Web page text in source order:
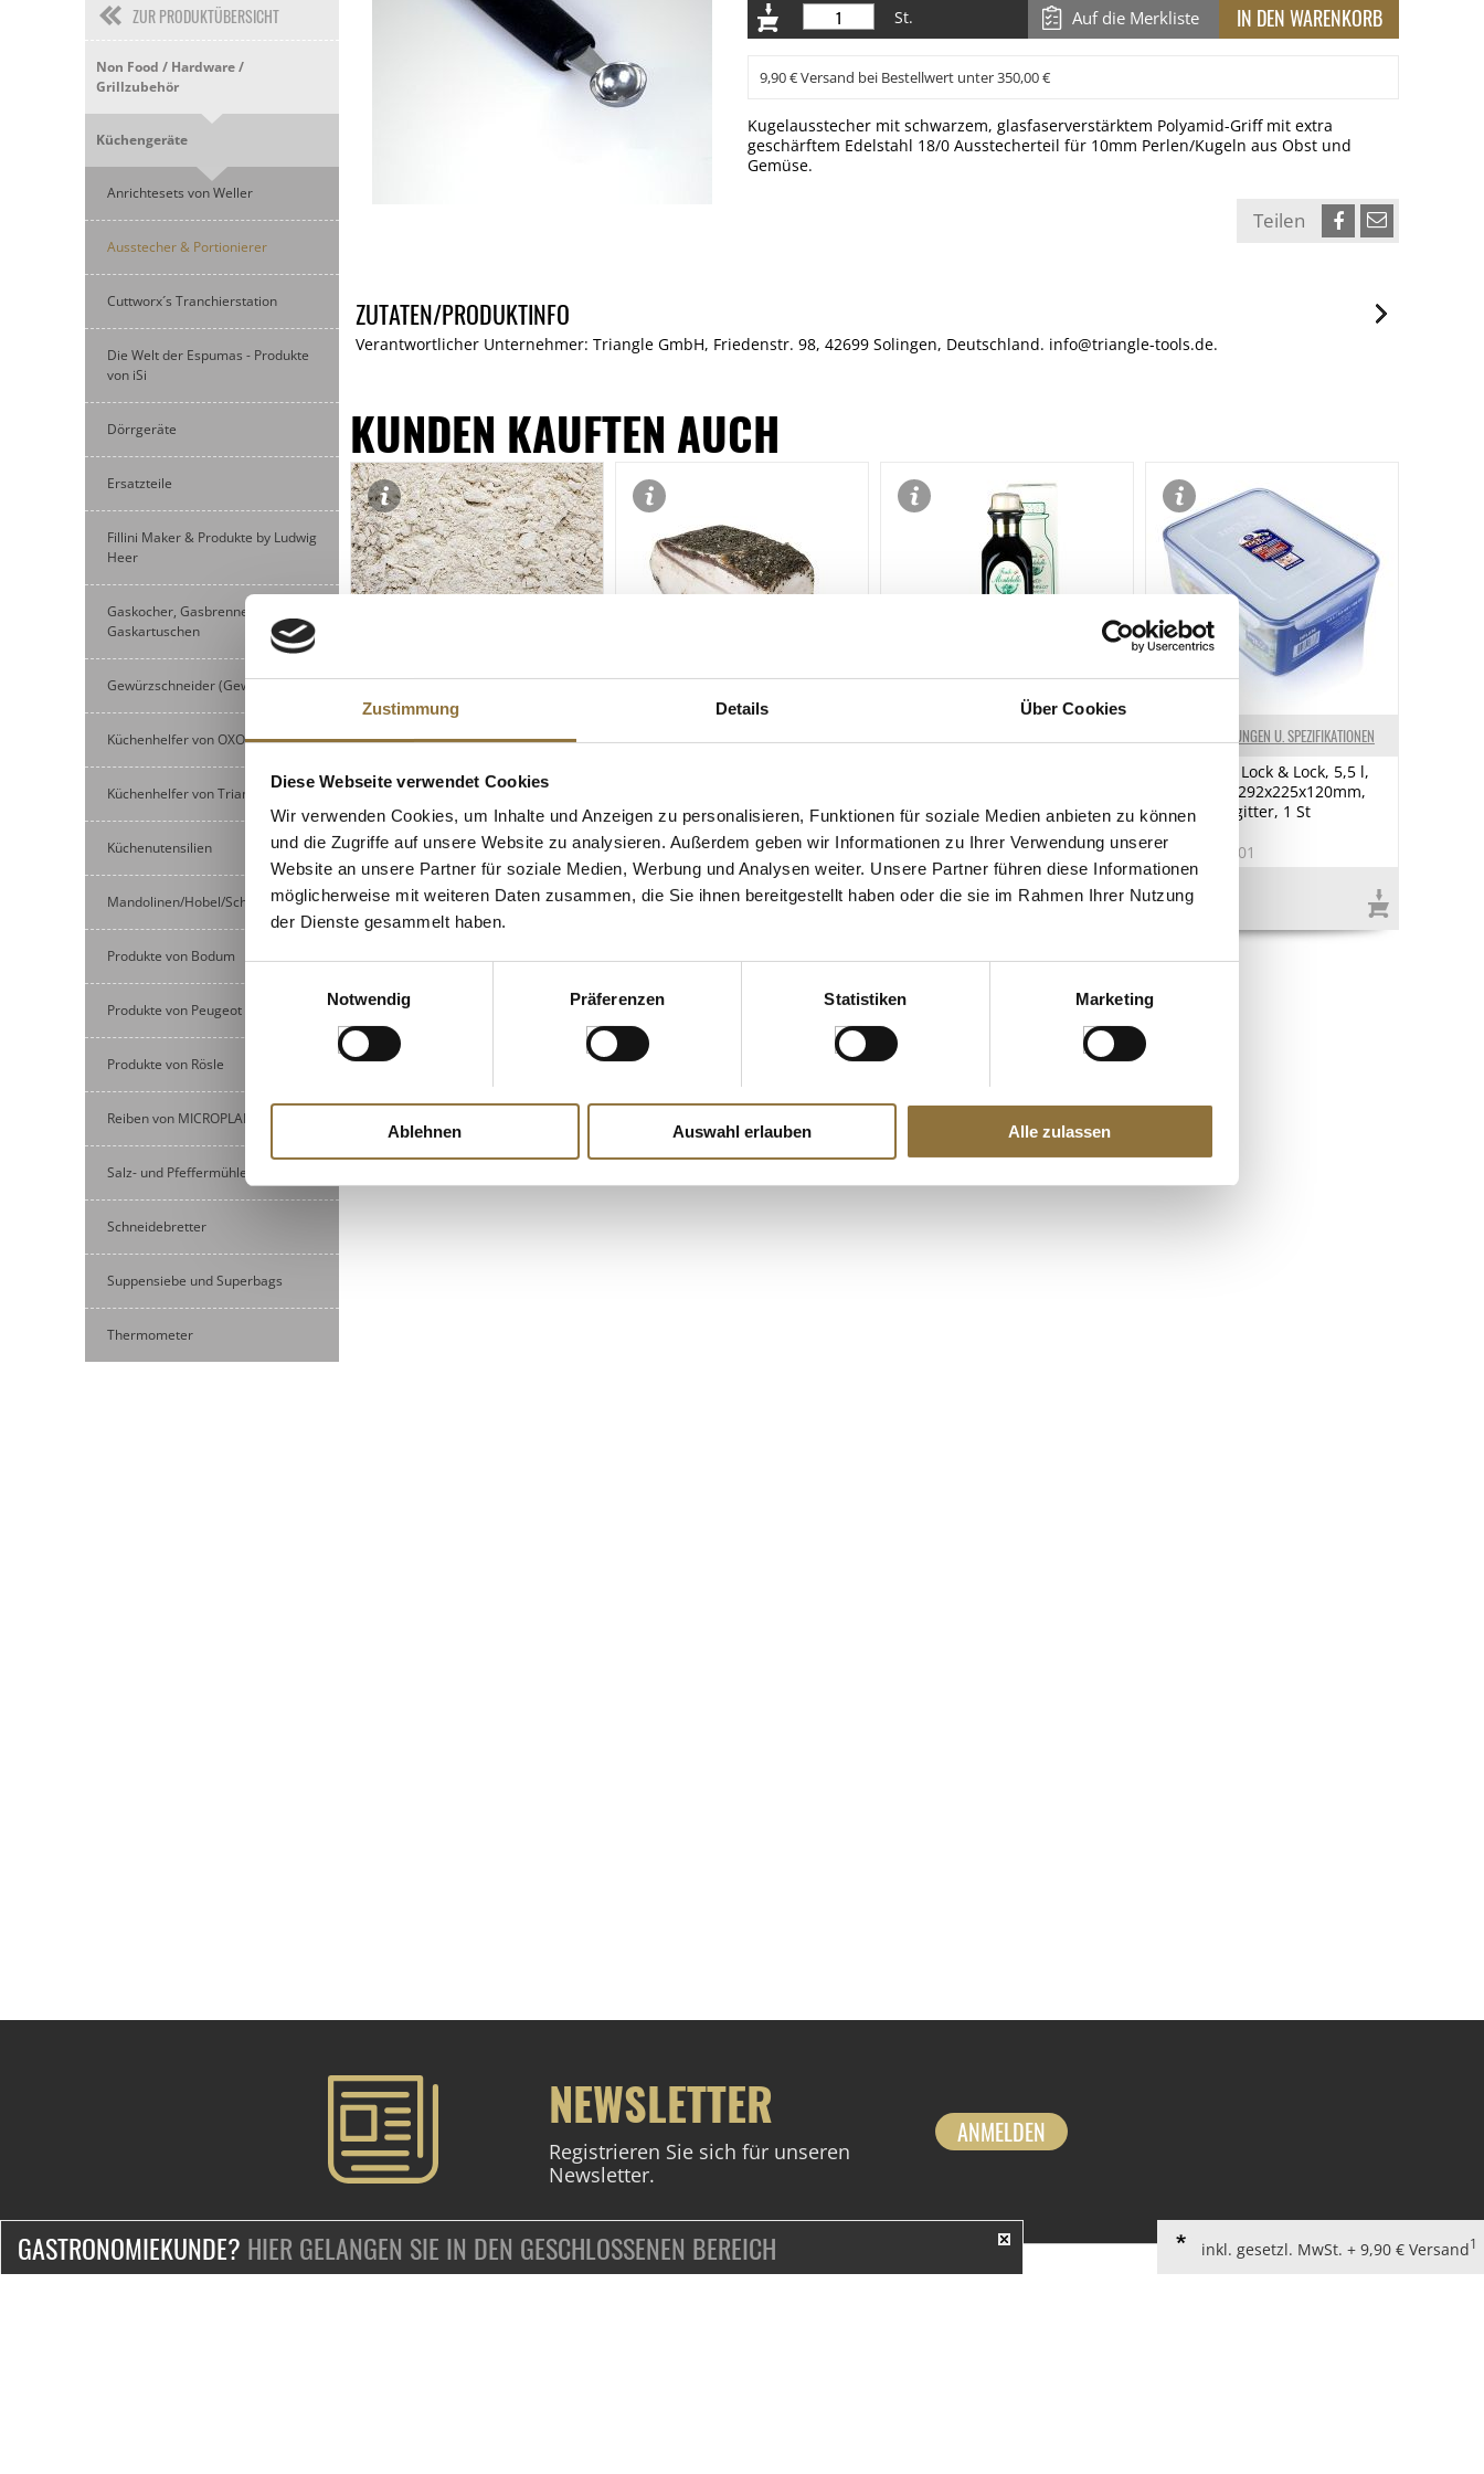
Zustimmung Details Über Cookies
Diese Webseite verwendet Cookies
Wir verwenden Cookies, um Inhalte und Anzeigen zu personalisieren, Funktionen für soziale Medien anbieten zu können
und die Zugriffe auf unsere Website zu analysieren. Außerdem geben wir Informationen zu Ihrer Verwendung unserer
Website an unsere Partner für soziale Medien, Werbung und Analysen weiter. Unsere Partner führen diese Informationen
möglicherweise mit weiteren Daten zusammen, die Sie ihnen bereitgestellt haben oder die sie im Rahmen Ihrer Nutzung
der Dienste gesammelt haben.
Notwendig
Präferenzen Statistiken Marketing
Ablehnen Auswahl erlauben Alle zulassen
ZUR PRODUKTÜBERSICHT
Non Food / Hardware /
Grillzubehör
Küchengeräte
Anrichtesets von Weller
Ausstecher & Portionierer
Cuttworx´s Tranchierstation
Die Welt der Espumas - Produkte
von iSi
Dörrgeräte
Ersatzteile
Fillini Maker & Produkte by Ludwig
Heer
Gaskocher, Gasbrenner und
Gaskartuschen
Gewürzschneider (Gewürzmühlen)
Küchenhelfer von OXO
Küchenhelfer von Triangle
Küchenutensilien
Mandolinen/Hobel/Schneider
Produkte von Bodum
Produkte von Peugeot
Produkte von Rösle
Reiben von MICROPLANE
Salz- und Pfeffermühlen
Schneidebretter
Suppensiebe und Superbags
Thermometer
St. Auf die Merkliste
9,90 € Versand bei Bestellwert unter 350,00 €
Kugelausstecher mit schwarzem, glasfaserverstärktem Polyamid-Griff mit extra
geschärftem Edelstahl 18/0 Ausstecherteil für 10mm Perlen/Kugeln aus Obst und
Gemüse.
Teilen
ZUTATEN/PRODUKTINFO
Verantwortlicher Unternehmer: Triangle GmbH, Friedenstr. 98, 42699 Solingen, Deutschland. info@triangle-tools.de.
KUNDEN KAUFTEN AUCH
LEBENSMITTELKENNZEICHNUNGEN
Buchweizenmehl, 1 kg
Art.Nr.:47874
€ 12,97
Art.Nr.:44353
€ 13,48
Montebello, BIO, 250 ml
Art.Nr.:39316
€ 31,95
KENNZEICHNUNGEN U. SPEZIFIKATIONEN
Frischebox Lock & Lock, 5,5 l,
rechteckig 292x225x120mm,
mit Ablaufgitter, 1 St
Art.Nr.:19201
€ 23,95
NEWSLETTER
Registrieren Sie sich für unseren
Newsletter.
ANMELDEN
GASTRONOMIEKUNDE? HIER GELANGEN SIE IN DEN GESCHLOSSENEN BEREICH inkl. gesetzl. MwSt. + 9,90 € Versand1